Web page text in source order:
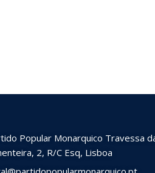
Popular Monarquico Travessa
2, R/C Esq, Lisboa